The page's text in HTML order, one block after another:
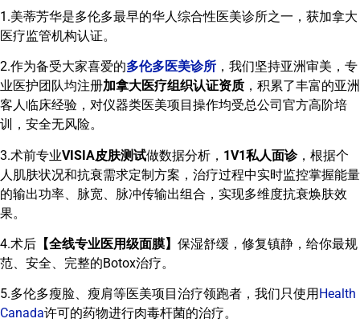
1.美蒂芳华是多伦多最早的华人综合性医美诊所之一，获加拿大
医疗监管机构认证。
2.作为备受大家喜爱的多伦多医美诊所 ，我们坚持亚洲审美，专
业医护团队均注册加拿大医疗组织认证资质 ，积累了丰富的亚洲
客人临床经验，对仪器类医美项目操作均受总公司官方高阶培
训，安全无风险。
3.术前专业VISIA皮肤测试做数据分析， 1V1私人面诊，根据个
人肌肤状况和抗衰需求定制方案，治疗过程中实时监控掌握能量
的输出功率、脉宽、脉冲传输出组合，实现多维度抗衰焕肤效
果。
4.术后 【全线专业医用级面膜】 保湿舒缓，修复镇静，给你最规
范、安全、完整的Botox治疗。
5.多伦多瘦脸、瘦肩等医美项目治疗领跑者，我们只使用 Health
Canada许可的药物进行肉毒杆菌的治疗。